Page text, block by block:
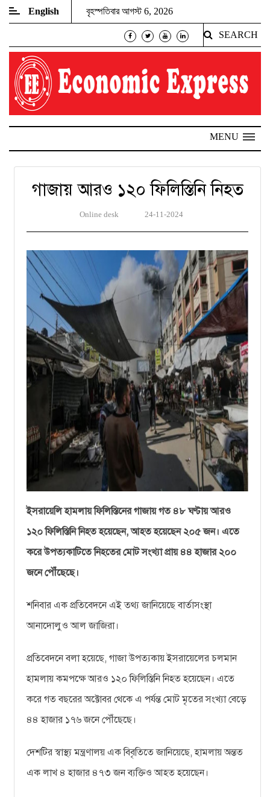
English বৃহস্পতিবার আগস্ট 6, 2026
SEARCH
MENU
গাজায় আরও ১২০ ফিলিস্তিনি নিহত
Online desk 24-11-2024
ইসরায়েলি হামলায় ফিলিস্তিনের গাজায় গত ৪৮ ঘণ্টায় আরও
১২০ ফিলিস্তিনি নিহত হয়েছেন, আহত হয়েছেন ২০৫ জন। এতে
করে উপত্যকাটিতে নিহতের মোট সংখ্যা প্রায় ৪৪ হাজার ২০০
জনে পৌঁছেছে।
শনিবার এক প্রতিবেদনে এই তথ্য জানিয়েছে বার্তাসংস্থা
আনাদোলুও আল জাজিরা।
প্রতিবেদনে বলা হয়েছে, গাজা উপত্যকায় ইসরায়েলের চলমান
হামলায় কমপক্ষে আরও ১২০ ফিলিস্তিনি নিহত হয়েছেন। এতে
করে গত বছরের অক্টোবর থেকে এ পর্যন্ত মোট মৃতের সংখ্যা বেড়ে
৪৪ হাজার ১৭৬ জনে পৌঁছেছে।
দেশটির স্বাস্থ্য মন্ত্রণালয় এক বিবৃতিতে জানিয়েছে, হামলায় অন্তত
এক লাখ ৪ হাজার ৪৭৩ জন ব্যক্তিও আহত হয়েছেন।